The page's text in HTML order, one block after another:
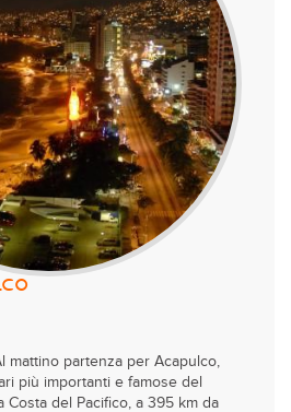
mattino partenza per Acapulco,
più importanti e famose del
Costa del Pacifico, a 395 km da